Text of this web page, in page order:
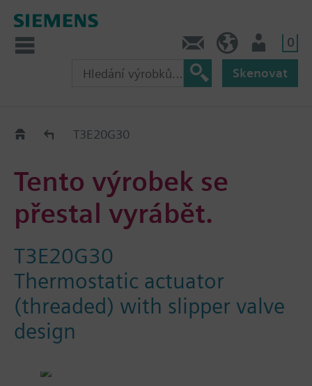
0
Skenovat
Old2NewT3E20G30
Tento výrobek se
přestal vyrábět.
T3E20G30
Thermostatic actuator
(threaded) with slipper valve
design